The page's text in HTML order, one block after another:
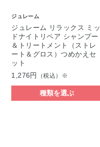
ジュレーム
ジュレーム リラックス ミッ
ドナイトリペア シャンプー
＆トリートメント（ストレ
ート＆グロス）つめかえセ
ット
1,276円
（税込）※
種類を選ぶ